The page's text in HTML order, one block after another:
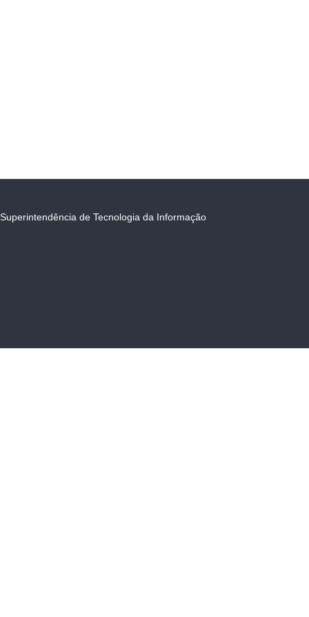
Superintendência de Tecnologia da Informação